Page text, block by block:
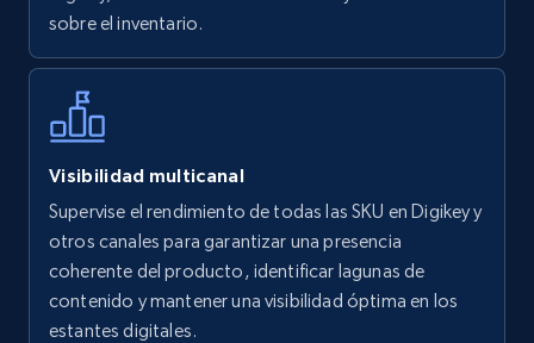
Walmart - products - Find new products by
using specific category URL
URL, Final price, Sku, Currency, Gtin,
more.
5.6K+ 875+ Comenzar ahora
sobre el inventario.
Visibilidad multicanal
Supervise el rendimiento de todas las SKU en Digikey y
otros canales para garantizar una presencia
coherente del producto, identificar lagunas de
contenido y mantener una visibilidad óptima en los
estantes digitales.